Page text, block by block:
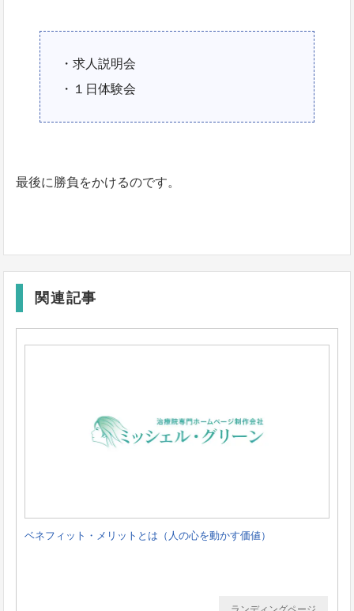
・求人説明会
・１日体験会
最後に勝負をかけるのです。
関連記事
ベネフィット・メリットとは（人の心を動かす価値）